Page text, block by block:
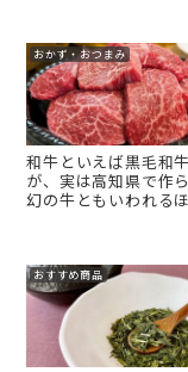
おかず・おつまみ
和牛といえば黒毛和
が、実は高知県で作
幻の牛ともいわれる
おすすめ商品